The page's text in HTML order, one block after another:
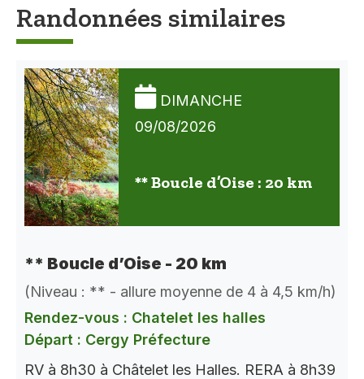
Randonnées similaires
DIMANCHE
09/08/2026
** Boucle d’Oise : 20 km
** Boucle d’Oise - 20 km
(Niveau : ** - allure moyenne de 4 à 4,5 km/h)
Rendez-vous : Chatelet les halles
Départ : Cergy Préfecture
RV à 8h30 à Châtelet les Halles. RERA à 8h39